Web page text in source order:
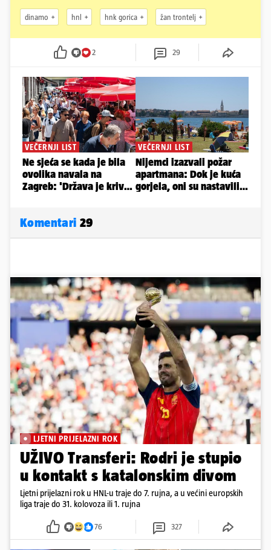
dinamo hnl hnk gorica žan trontelj
2 29
Komentari 29
LJETNI PRIJELAZNI ROK
UŽIVO Transferi: Rodri je stupio
u kontakt s katalonskim divom
Ljetni prijelazni rok u HNL-u traje do 7. rujna, a u većini europskih
liga traje do 31. kolovoza ili 1. rujna
76 327